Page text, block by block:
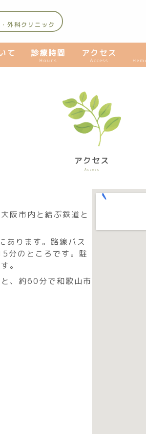
外科クリニック
て 診療時間
Hours
アクセス
Access
アクセス
Access
阪市内と結ぶ鉄道と
あります。路線バス
分のところです。駐
。
、約60分で和歌山市